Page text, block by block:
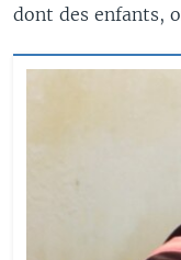
dont des enfants,